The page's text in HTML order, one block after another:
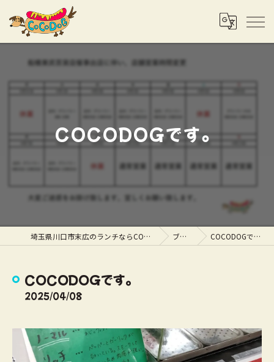
COCODOGです。
埼玉県川口市末広のランチならCOCODOG ブログ COCODOGです。
COCODOGです。
2025/04/08